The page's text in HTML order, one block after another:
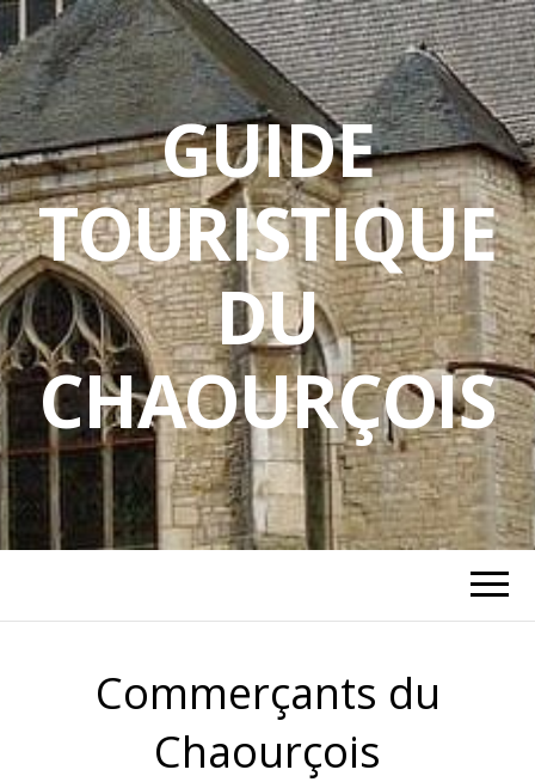
GUIDE
TOURISTIQUE
DU
CHAOURÇOIS
Commerçants du
Chaourçois